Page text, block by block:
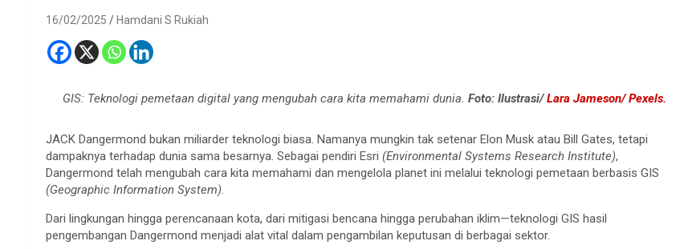
16/02/2025 Hamdani S Rukiah
GIS: Teknologi pemetaan digital yang mengubah cara kita memahami dunia. Foto: Ilustrasi/Lara Jameson/ Pexels.
JACK Dangermond bukan miliarder teknologi biasa. Namanya mungkin tak setenar Elon Musk atau Bill Gates, tetapi
dampaknya terhadap dunia sama besarnya. Sebagai pendiri Esri (Environmental Systems Research Institute),
Dangermond telah mengubah cara kita memahami dan mengelola planet ini melalui teknologi pemetaan berbasis GIS
(Geographic Information System).
Dari lingkungan hingga perencanaan kota, dari mitigasi bencana hingga perubahan iklim—teknologi GIS hasil
pengembangan Dangermond menjadi alat vital dalam pengambilan keputusan di berbagai sektor.